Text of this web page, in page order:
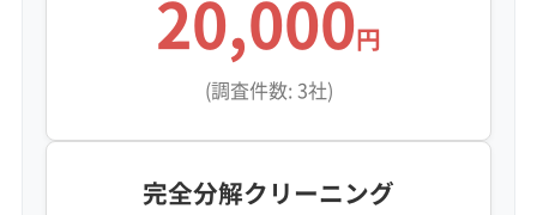
20,000円
(調査件数: 3社)
完全分解クリーニング